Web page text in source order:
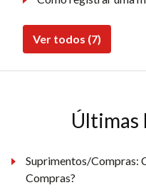
Ver todos (7)
Últimas
Suprimentos/Compras:
Compras?